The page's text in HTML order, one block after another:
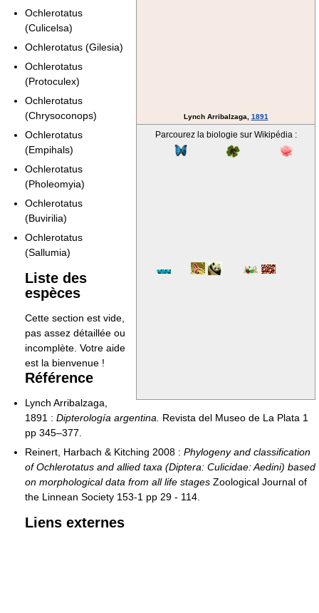
Lynch Arribalzaga, 1891
Parcourez la biologie sur Wikipédia :
Ochlerotatus
(Culicelsa)
Ochlerotatus (Gilesia)
Ochlerotatus
(Protoculex)
Ochlerotatus
(Chrysoconops)
Ochlerotatus
(Empihals)
Ochlerotatus
(Pholeomyia)
Ochlerotatus
(Buvirilia)
Ochlerotatus
(Sallumia)
Liste des
espèces
Cette section est vide,
pas assez détaillée ou
incomplète. Votre aide
est la bienvenue !
Référence
Lynch Arribalzaga,
1891 : Dipterología argentina.
Revista del Museo de La Plata 1
pp 345–377.
Reinert, Harbach & Kitching 2008 : Phylogeny and classification
of Ochlerotatus and allied taxa (Diptera: Culicidae: Aedini) based
on morphological data from all life stages Zoological Journal of
the Linnean Society 153-1 pp 29 - 114.
Liens externes